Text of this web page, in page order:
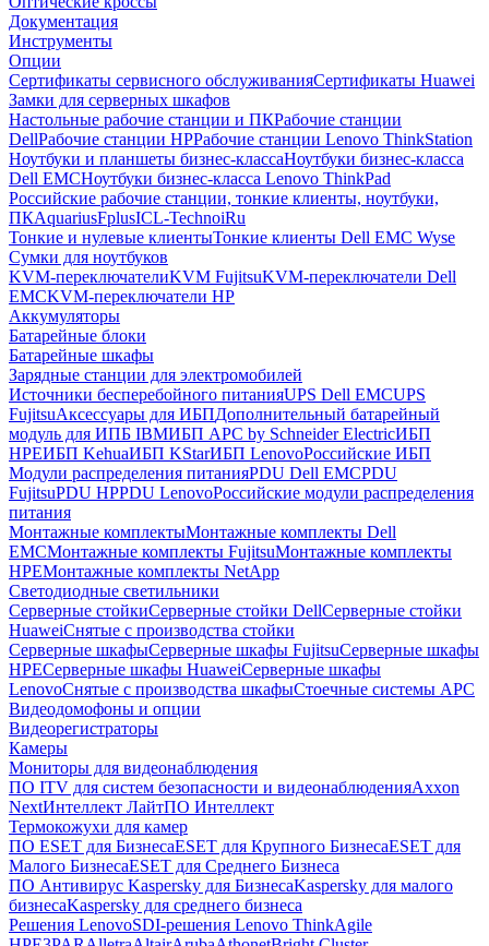
Документация
Инструменты
Опции
Сертификаты сервисного обслуживанияСертификаты Huawei
Замки для серверных шкафов
Настольные рабочие станции и ПКРабочие станции
DellРабочие станции HPРабочие станции Lenovo ThinkStation
Ноутбуки и планшеты бизнес-классаНоутбуки бизнес-класса
Dell EMCНоутбуки бизнес-класса Lenovo ThinkPad
Российские рабочие станции, тонкие клиенты, ноутбуки,
ПКAquariusFplusICL-TechnoiRu
Тонкие и нулевые клиентыТонкие клиенты Dell EMC Wyse
Сумки для ноутбуков
KVM-переключателиKVM FujitsuKVM-переключатели Dell
EMCKVM-переключатели HP
Аккумуляторы
Батарейные блоки
Батарейные шкафы
Зарядные станции для электромобилей
Источники бесперебойного питанияUPS Dell EMCUPS
FujitsuАксессуары для ИБПДополнительный батарейный
модуль для ИПБ IBMИБП APC by Schneider ElectricИБП
HPEИБП KehuaИБП KStarИБП LenovoРоссийские ИБП
Модули распределения питанияPDU Dell EMCPDU
FujitsuPDU HPPDU LenovoРоссийские модули распределения
питания
Монтажные комплектыМонтажные комплекты Dell
EMCМонтажные комплекты FujitsuМонтажные комплекты
HPEМонтажные комплекты NetApp
Светодиодные светильники
Серверные стойкиСерверные стойки DellСерверные стойки
HuaweiСнятые с производства стойки
Серверные шкафыСерверные шкафы FujitsuСерверные шкафы
HPEСерверные шкафы HuaweiСерверные шкафы
LenovoСнятые с производства шкафыСтоечные системы APC
Видеодомофоны и опции
Видеорегистраторы
Камеры
Мониторы для видеонаблюдения
ПО ITV для систем безопасности и видеонаблюденияAxxon
NextИнтеллект ЛайтПО Интеллект
Термокожухи для камер
ПО ESET для БизнесаESET для Крупного БизнесаESET для
Малого БизнесаESET для Среднего Бизнеса
ПО Антивирус Kaspersky для БизнесаKaspersky для малого
бизнесаKaspersky для среднего бизнеса
Решения LenovoSDI-решения Lenovo ThinkAgile